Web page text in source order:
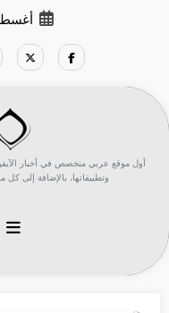
أغسطس
أول موقع عربي متخصص في أخبار
وتطبيقاتها، بالإضافة إلى كل